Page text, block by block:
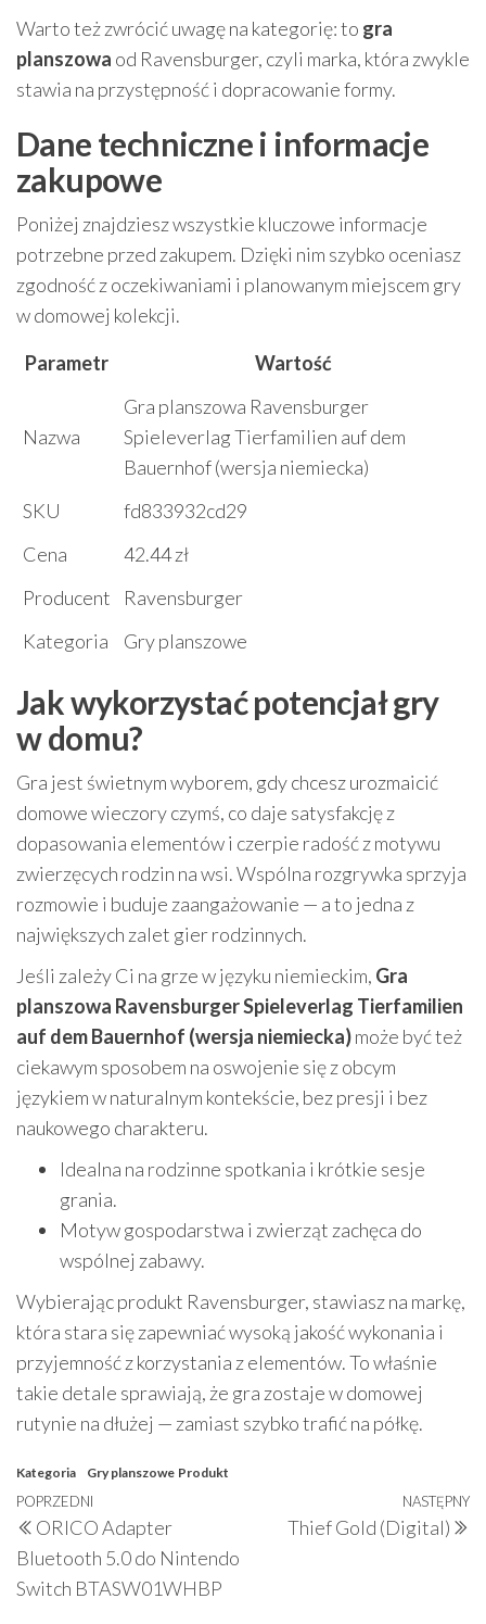
Warto też zwrócić uwagę na kategorię: to gra
planszowa od Ravensburger, czyli marka, która zwykle
stawia na przystępność i dopracowanie formy.
Dane techniczne i informacje
zakupowe
Poniżej znajdziesz wszystkie kluczowe informacje
potrzebne przed zakupem. Dzięki nim szybko oceniasz
zgodność z oczekiwaniami i planowanym miejscem gry
w domowej kolekcji.
Parametr
Wartość
Nazwa
Gra planszowa Ravensburger
Spieleverlag Tierfamilien auf dem
Bauernhof (wersja niemiecka)
SKU
fd833932cd29
Cena
42.44 zł
Producent
Ravensburger
Kategoria
Gry planszowe
Jak wykorzystać potencjał gry
w domu?
Gra jest świetnym wyborem, gdy chcesz urozmaicić
domowe wieczory czymś, co daje satysfakcję z
dopasowania elementów i czerpie radość z motywu
zwierzęcych rodzin na wsi. Wspólna rozgrywka sprzyja
rozmowie i buduje zaangażowanie — a to jedna z
największych zalet gier rodzinnych.
Jeśli zależy Ci na grze w języku niemieckim, Gra
planszowa Ravensburger Spieleverlag Tierfamilien
auf dem Bauernhof (wersja niemiecka)może być też
ciekawym sposobem na oswojenie się z obcym
językiem w naturalnym kontekście, bez presji i bez
naukowego charakteru.
Idealna na rodzinne spotkania i krótkie sesje
grania.
Motyw gospodarstwa i zwierząt zachęca do
wspólnej zabawy.
Wybierając produkt Ravensburger, stawiasz na markę,
która stara się zapewniać wysoką jakość wykonania i
przyjemność z korzystania z elementów. To właśnie
takie detale sprawiają, że gra zostaje w domowej
rutynie na dłużej — zamiast szybko trafić na półkę.
Kategoria Gry planszowe Produkt
Nawigacja
wpisu
Poprzedni
wpis
POPRZEDNI
ORICO Adapter
Bluetooth 5.0 do Nintendo
Switch BTASW01WHBP
NASTĘPNY
Thief Gold (Digital)